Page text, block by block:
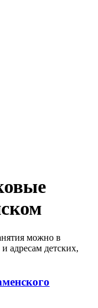
можно в
адресам детских,